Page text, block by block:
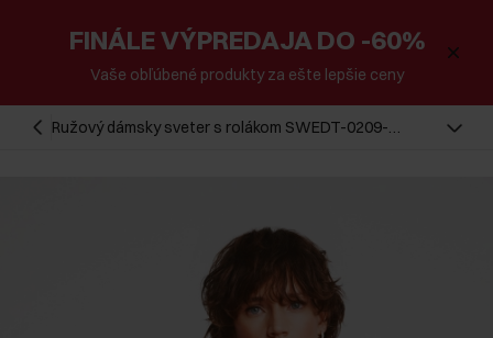
FINÁLE VÝPREDAJA DO -60%
Vaše obľúbené produkty za ešte lepšie ceny
Ružový dámsky sveter s rolákom SWEDT-0209-